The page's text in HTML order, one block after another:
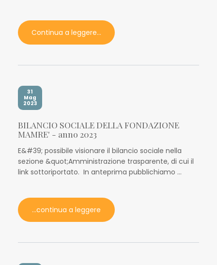
Continua a leggere...
31
Mag
2023
BILANCIO SOCIALE DELLA FONDAZIONE
MAMRE' - anno 2023
E&#39; possibile visionare il bilancio sociale nella
sezione &quot;Amministrazione trasparente, di cui il
link sottoriportato. In anteprima pubblichiamo ...
...continua a leggere